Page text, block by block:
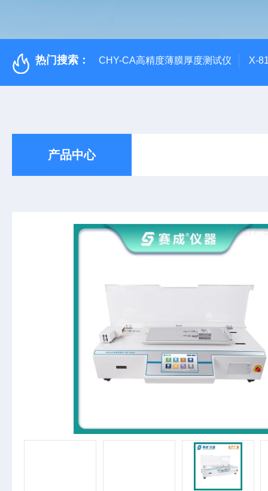
热门搜索： CHY-CA高精度薄膜厚度测试仪 X-
产品中心